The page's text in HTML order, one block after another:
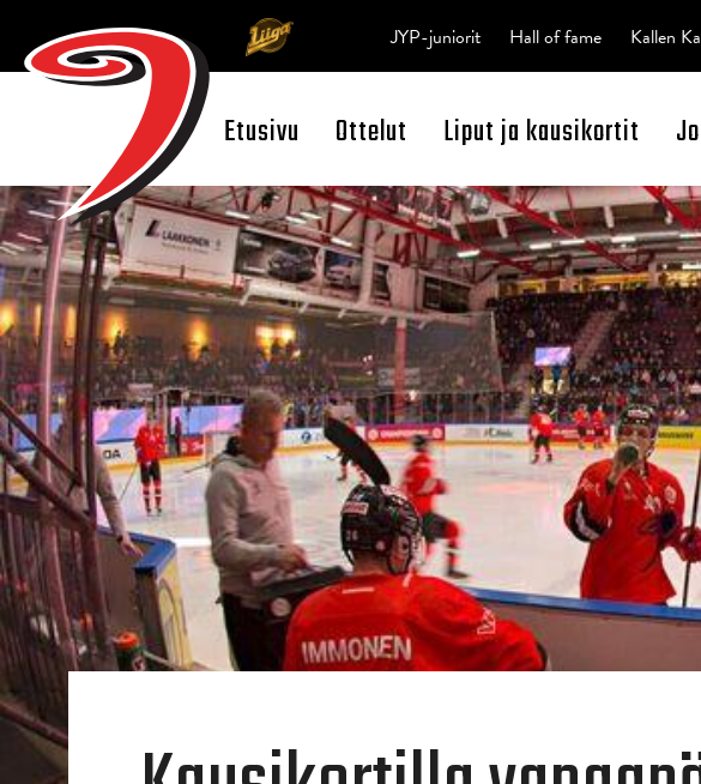
Open Search
Etusivu Ottelut Liput ja kausikortit
JYP-juniorit Hall of fame Kallen